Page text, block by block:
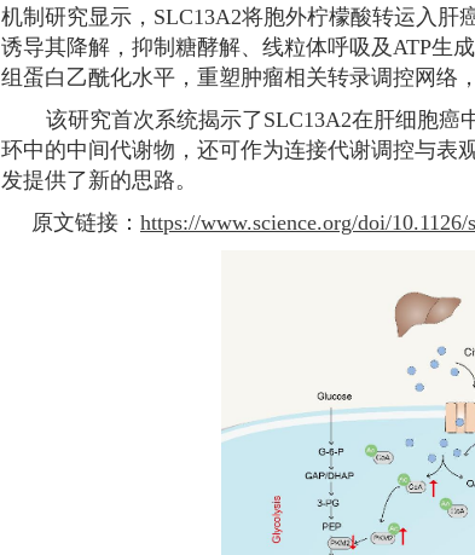
机制研究显示，SLC13A2将胞外柠檬酸转运入
诱导其降解，抑制糖酵解、线粒体呼吸及ATP生
组蛋白乙酰化水平，重塑肿瘤相关转录调控网络
该研究首次系统揭示了SLC13A2在肝细胞
环中的中间代谢物，还可作为连接代谢调控与表
发提供了新的思路。
原文链接： https://www.science.org/doi/10.1126/